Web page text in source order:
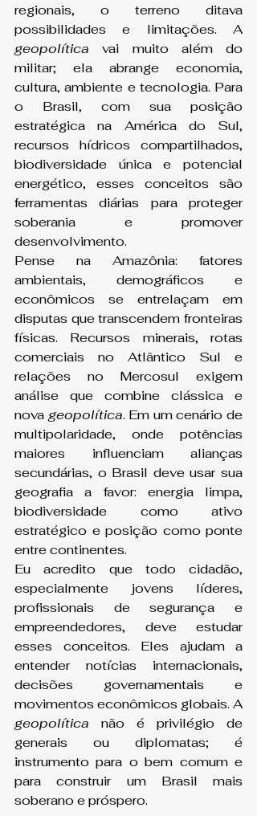
regionais, o terreno ditava
possibilidades e limitações. A
geopolítica vai muito além do
militar; ela abrange economia,
cultura, ambiente e tecnologia. Para
o Brasil, com sua posição
estratégica na América do Sul,
recursos hídricos compartilhados,
biodiversidade única e potencial
energético, esses conceitos são
ferramentas diárias para proteger
soberania e promover
desenvolvimento.
Pense na Amazônia: fatores
ambientais, demográficos e
econômicos se entrelaçam em
disputas que transcendem fronteiras
físicas. Recursos minerais, rotas
comerciais no Atlântico Sul e
relações no Mercosul exigem
análise que combine clássica e
nova geopolítica. Em um cenário de
multipolaridade, onde potências
maiores influenciam alianças
secundárias, o Brasil deve usar sua
geografia a favor: energia limpa,
biodiversidade como ativo
estratégico e posição como ponte
entre continentes.
Eu acredito que todo cidadão,
especialmente jovens líderes,
profissionais de segurança e
empreendedores, deve estudar
esses conceitos. Eles ajudam a
entender notícias internacionais,
decisões governamentais e
movimentos econômicos globais. A
geopolítica não é privilégio de
generais ou diplomatas; é
instrumento para o bem comum e
para construir um Brasil mais
soberano e próspero.